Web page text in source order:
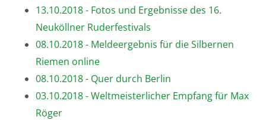
13.10.2018 - Fotos und Ergebnisse des 16.
Neuköllner Ruderfestivals
08.10.2018 - Meldeergebnis für die Silbernen
Riemen online
08.10.2018 - Quer durch Berlin
03.10.2018 - Weltmeisterlicher Empfang für Max
Röger